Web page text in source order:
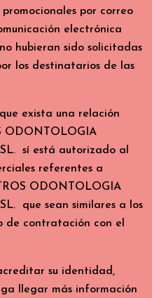
por correo
electrónica
hubieran sido solicitadas
los destinatarios de las
exista una relación
ODONTOLOGIA
sí está autorizado al
referentes a
ODONTOLOGIA
que sean similares a los
de contratación con el
su identidad,
llegar más información